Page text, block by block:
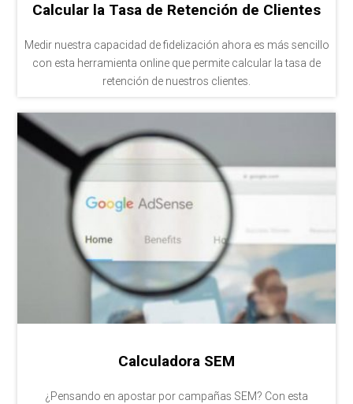
Calcular la Tasa de Retención de Clientes
Medir nuestra capacidad de fidelización ahora es más sencillo
con esta herramienta online que permite calcular la tasa de
retención de nuestros clientes.
Calculadora SEM
¿Pensando en apostar por campañas SEM? Con esta